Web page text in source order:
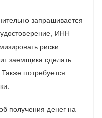
запрашивается
ИНН
риски
заемщика сделать
потребуется
получения денег на